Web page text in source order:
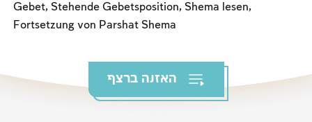
Amtseinführung
Gebet, Stehende Gebetsposition, Shema lesen,
Fortsetzung von Parshat Shema
האזנה ברצף